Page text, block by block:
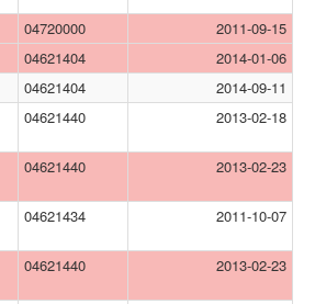
04720000
2011-09-15
04621404
2014-01-06
04621404
2014-09-11
04621440 2013-02-18
04621440 2013-02-23
04621434 2011-10-07
04621440 2013-02-23